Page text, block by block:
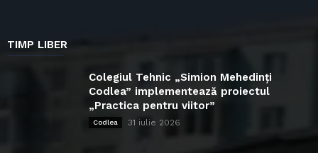
TIMP LIBER
Colegiul Tehnic „Simion Mehedinți
Codlea” implementează proiectul
„Practica pentru viitor”
Codlea 31 iulie 2026